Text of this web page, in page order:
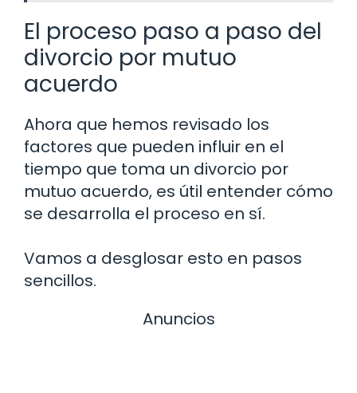
El proceso paso a paso del
divorcio por mutuo
acuerdo
Ahora que hemos revisado los
factores que pueden influir en el
tiempo que toma un divorcio por
mutuo acuerdo, es útil entender cómo
se desarrolla el proceso en sí.
Vamos a desglosar esto en pasos
sencillos.
Anuncios